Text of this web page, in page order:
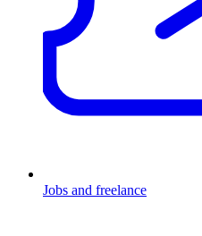
Jobs and freelance